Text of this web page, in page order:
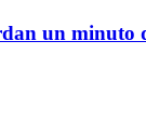
un minuto